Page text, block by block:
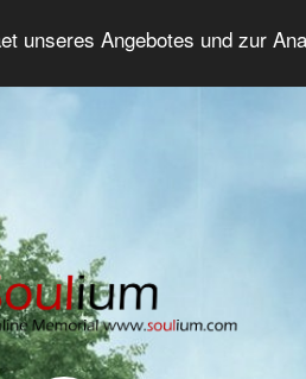
unseres Angebotes und zur
Erweiterte Suche